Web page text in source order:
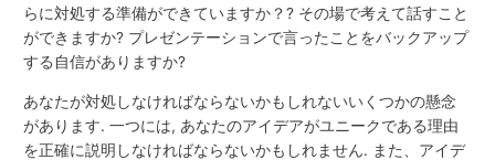
らに対処する準備ができていますか？? その場で考えて話すこと
ができますか? プレゼンテーションで言ったことをバックアップ
する自信がありますか?
あなたが対処しなければならないかもしれないいくつかの懸念
があります. 一つには, あなたのアイデアがユニークである理由
を正確に説明しなければならないかもしれません. また、アイデ